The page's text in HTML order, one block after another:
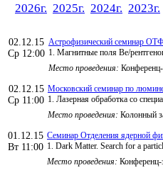
2026г. 2025г. 2024г. 2023г.
02.12.15
Ср 12:00
Астрофизический семинар ОТФ
1. Магнитные поля Ве/
Место проведения:
02.12.15
Ср 11:00
Московский семинар по
1. Лазерная обработка со
Место проведения: Колонный
01.12.15
Вт 11:00
Семинар Отделения ядерной
1. Dark Matter. Search for a
Место проведения: Конференц-